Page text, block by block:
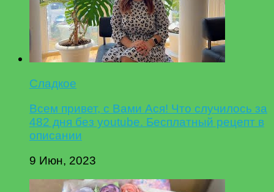
Сладкое
Всем привет, с Вами Ася! Что случилось за
482 дня без youtube. Бесплатный рецепт в
описании
9 Июн, 2023